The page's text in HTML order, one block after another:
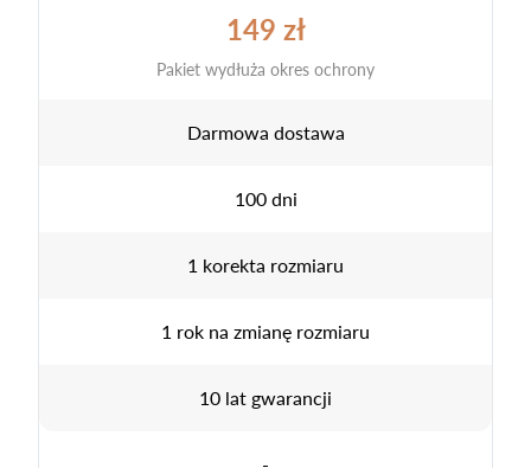
149 zł
Pakiet wydłuża okres ochrony
Darmowa dostawa
100 dni
1 korekta rozmiaru
1 rok na zmianę rozmiaru
10 lat gwarancji